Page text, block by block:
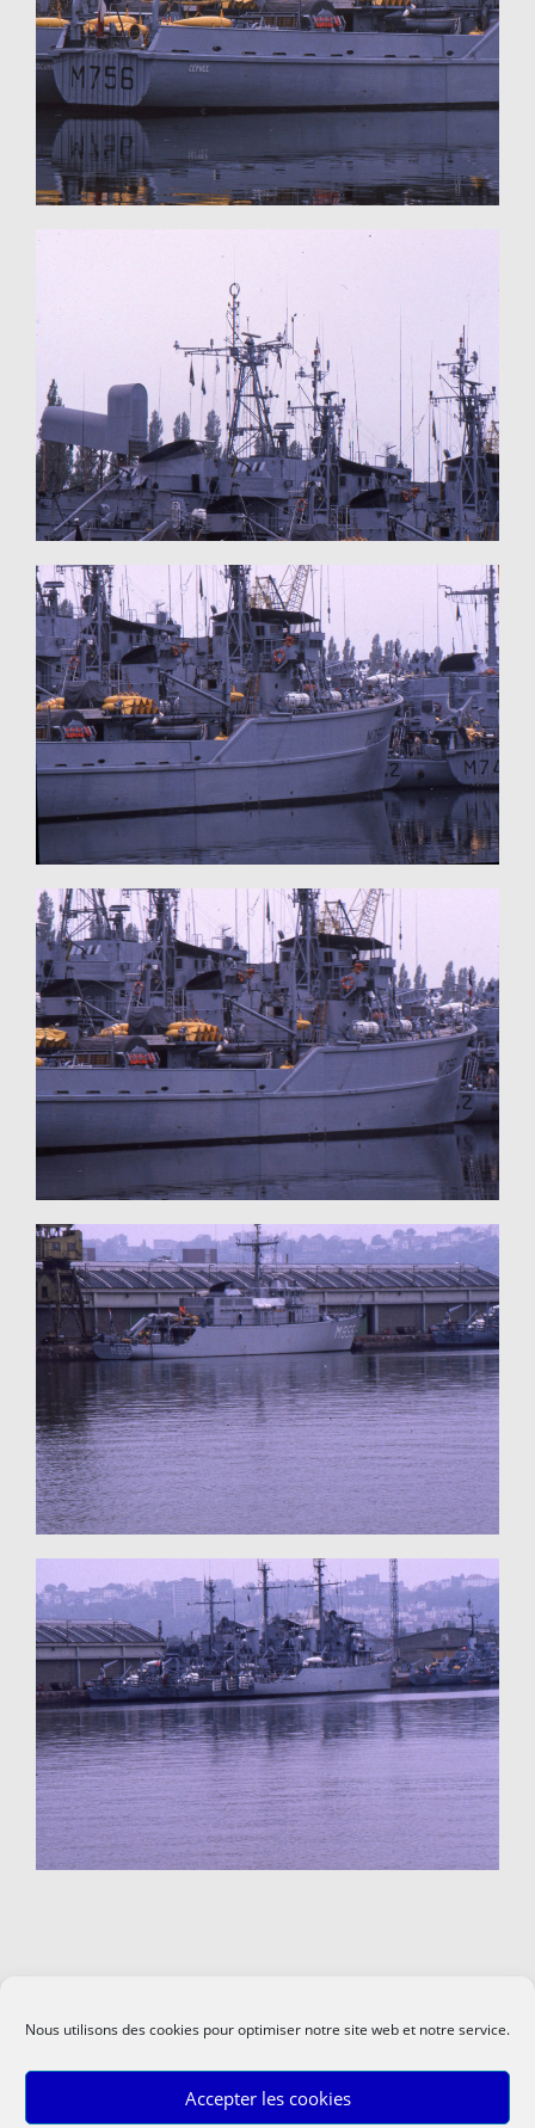
Nous utilisons des cookies pour optimiser notre site web et notre service.
Accepter les cookies